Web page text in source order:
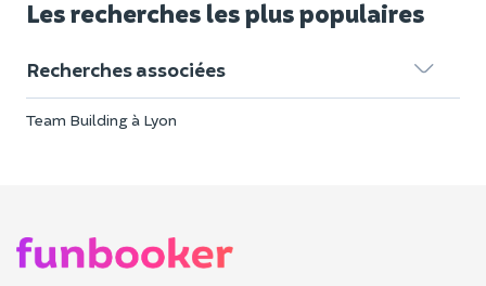
Les recherches les plus populaires
Recherches associées
Team Building à Lyon